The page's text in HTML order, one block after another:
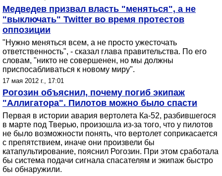
Медведев призвал власть "меняться", а не
"выключать" Twitter во время протестов
оппозиции
"Нужно меняться всем, а не просто ужесточать
ответственность", - сказал глава правительства. По его
словам, "никто не совершенен, но мы должны
приспосабливаться к новому миру".
17 мая 2012 г., 17:01
Рогозин объяснил, почему погиб экипаж
"Аллигатора". Пилотов можно было спасти
Первая в истории авария вертолета Ка-52, разбившегося
в марте под Тверью, произошла из-за того, что у пилотов
не было возможности понять, что вертолет соприкасается
с препятствием, иначе они произвели бы
катапультирование, пояснил Рогозин. При этом сработала
бы система подачи сигнала спасателям и экипаж быстро
бы обнаружили.